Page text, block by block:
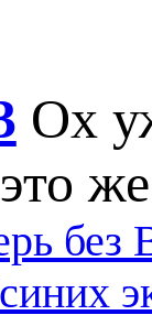
Ох
без